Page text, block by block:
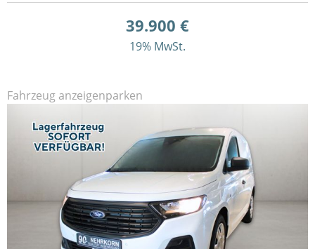
39.900 €
19% MwSt.
Fahrzeug anzeigenparken